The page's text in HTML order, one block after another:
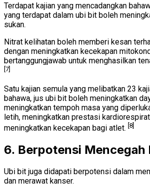
Terdapat kajian yang mencadangkan
yang terdapat dalam ubi bit boleh
sukan.
Nitrat kelihatan boleh memberi kesan
dengan meningkatkan kecekapan
bertanggungjawab untuk menghasilkan
[7]
Satu kajian semula yang melibatkan 23
bahawa, jus ubi bit boleh meningkatkan
meningkatkan tempoh masa yang
letih, meningkatkan prestasi
meningkatkan kecekapan bagi atlet. [8]
6. Berpotensi Mencegah
Ubi bit juga didapati berpotensi dalam
dan merawat kanser.